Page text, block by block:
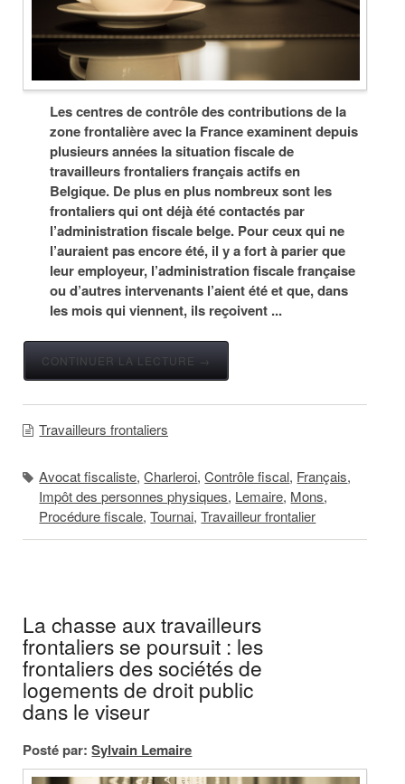
Les centres de contrôle des contributions de la
zone frontalière avec la France examinent depuis
plusieurs années la situation fiscale de
travailleurs frontaliers français actifs en
Belgique. De plus en plus nombreux sont les
frontaliers qui ont déjà été contactés par
l’administration fiscale belge. Pour ceux qui ne
l’auraient pas encore été, il y a fort à parier que
leur employeur, l’administration fiscale française
ou d’autres intervenants l’aient été et que, dans
les mois qui viennent, ils reçoivent ...
CONTINUER LA LECTURE →
Travailleurs frontaliers
Avocat fiscaliste,Charleroi,Contrôle fiscal, Français,
Impôt des personnes physiques, Lemaire, Mons,
Procédure fiscale,Tournai,Travailleur frontalier
La chasse aux travailleurs
frontaliers se poursuit : les
frontaliers des sociétés de
logements de droit public
dans le viseur
Posté par: Sylvain Lemaire